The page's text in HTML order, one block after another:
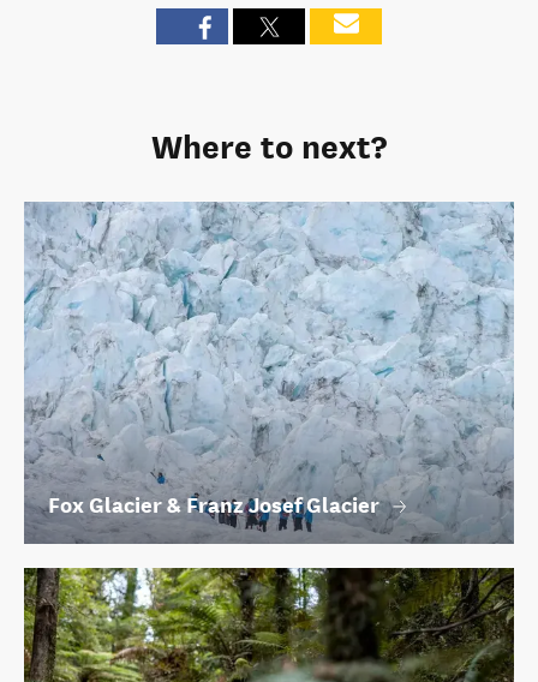
Where to next?
Fox Glacier & Franz Josef Glacier